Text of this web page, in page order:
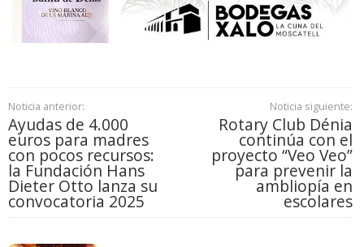
Noticia anterior:
Ayudas de 4.000
euros para madres
con pocos recursos:
la Fundación Hans
Dieter Otto lanza su
convocatoria 2025
Noticia siguiente:
Rotary Club Dénia
continúa con el
proyecto “Veo Veo”
para prevenir la
ambliopía en
escolares